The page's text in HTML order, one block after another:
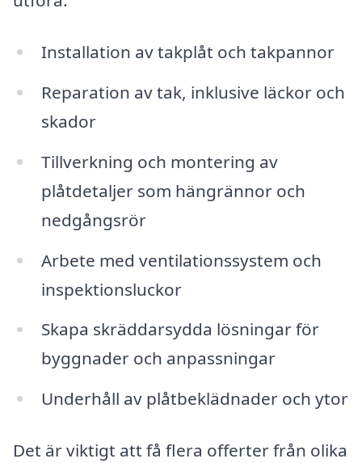
Installation av takplåt och takpannor
Reparation av tak, inklusive läckor och
skador
Tillverkning och montering av
plåtdetaljer som hängrännor och
nedgångsrör
Arbete med ventilationssystem och
inspektionsluckor
Skapa skräddarsydda lösningar för
byggnader och anpassningar
Underhåll av plåtbeklädnader och ytor
Det är viktigt att få flera offerter från olika